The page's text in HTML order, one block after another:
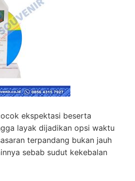
ekspektasi beserta
layak dijadikan opsi waktu
terpandang bukan jauh
sebab sudut kekebalan